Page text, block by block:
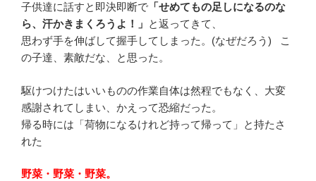
子供達に話すと即決即断で 「せめてもの足しになるのな
ら、汗かきまくろうよ！」 と返ってきて、
思わず手を伸ばして握手してしまった。(なぜだろう) こ
の子達、素敵だな、と思った。
駆けつけたはいいものの作業自体は然程でもなく、大変
感謝されてしまい、かえって恐縮だった。
帰る時には「荷物になるけれど持って帰って」と持たさ
れた
野菜・野菜・野菜。